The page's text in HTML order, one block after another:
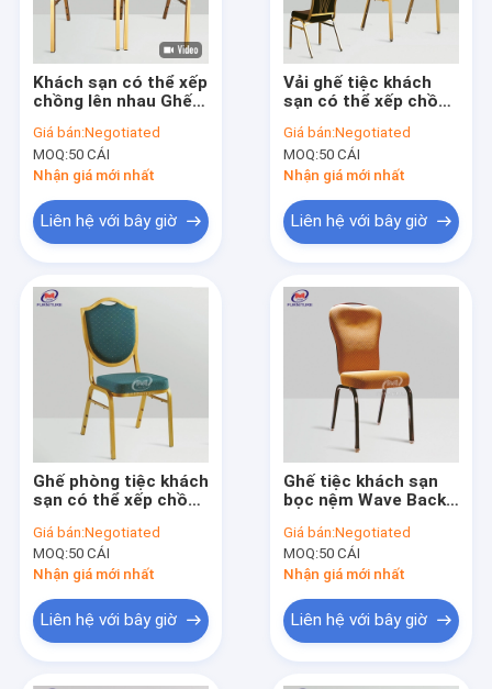
Tham quan nhà máy
Kiểm soát chất lượng
Yêu cầu báo giá
VR
Ghế Chiavari Đám cưới
Ghế nhựa Chiavari
Ghế tiệc khách sạn
Ghế nhà thờ có thể xếp chồng lên nhau
Bàn tiệc khách sạn
Ghế đẩu quầy bar cao
Ghế và bàn gấp nhựa
Khách sạn có thể xếp
chồng lên nhau Ghế
Nội thất
Giá bán:Negotiated
MOQ:50 CÁI
Nhận giá mới nhất
Liên hệ với bây giờ
Vải ghế tiệc khách
sạn có thể xếp chồng
nhung cho tiệc cưới
Giá bán:Negotiated
MOQ:50 CÁI
Nhận giá mới nhất
Liên hệ với bây giờ
Ghế phòng tiệc khách
sạn có thể xếp chồng
tiêu chuẩn bằng kim
loại trong nhà
Giá bán:Negotiated
MOQ:50 CÁI
Nhận giá mới nhất
Liên hệ với bây giờ
Ghế tiệc khách sạn
bọc nệm Wave Back
Giá bán:Negotiated
MOQ:50 CÁI
Nhận giá mới nhất
Liên hệ với bây giờ